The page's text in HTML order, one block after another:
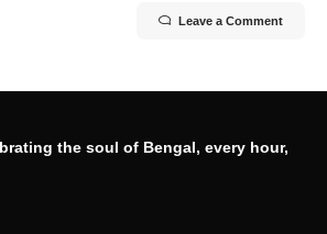
Leave a Comment
the soul of Bengal, every hour,